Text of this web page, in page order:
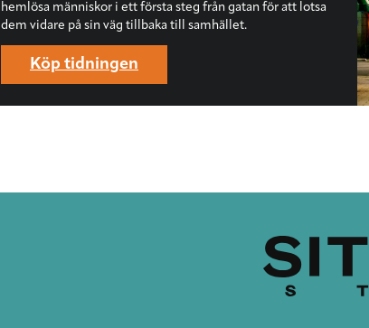
hemlösa människor i ett första steg från gatan för att lotsa
dem vidare på sin väg tillbaka till samhället.
Köp tidningen